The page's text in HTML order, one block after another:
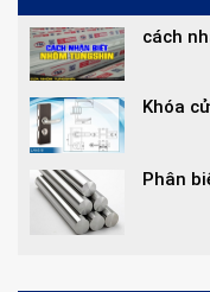
cách
Khóa
Phân